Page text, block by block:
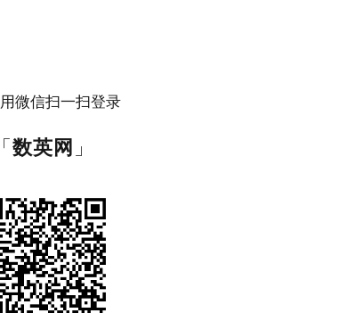
微信扫一扫登录
「数英网 」